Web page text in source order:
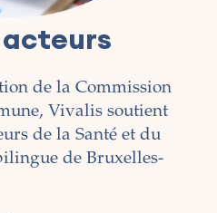
de la Commission
Vivalis soutient
de la Santé et du
de Bruxelles-